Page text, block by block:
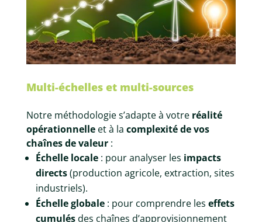
Multi-échelles et multi-sources
Notre méthodologie s’adapte à votre réalité
opérationnelleet à la complexité de vos
chaînes de valeur:
Échelle locale: pour analyser les impacts
directs(production agricole, extraction, sites
industriels).
Échelle globale: pour comprendre les effets
cumulésdes chaînes d’approvisionnement